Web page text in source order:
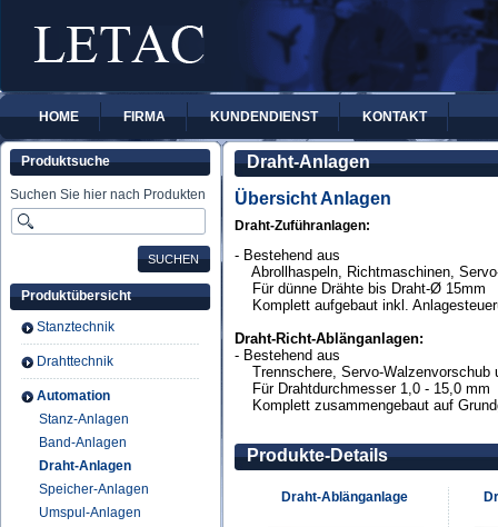
HOME FIRMA KUNDENDIENST KONTAKT
Produktsuche
Suchen Sie hier nach Produkten
Produktübersicht
Stanztechnik
Drahttechnik
Automation
Stanz-Anlagen
Band-Anlagen
Draht-Anlagen
Speicher-Anlagen
Umspul-Anlagen
Draht-Anlagen
Übersicht Anlagen
Draht-Zuführanlagen:
- Bestehend aus
Abrollhaspeln, Richtmaschinen,
Für dünne Drähte bis Draht-Ø 15mm
Komplett aufgebaut inkl.
Draht-Richt-Ablänganlagen:
- Bestehend aus
Trennschere, Servo-Walzenvorschub
Für Drahtdurchmesser 1,0 - 15,0 mm
Komplett zusammengebaut auf
Produkte-Details
Draht-Ablänganlage